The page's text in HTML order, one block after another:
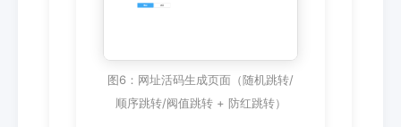
图6：网址活码生成页面（随机跳转/
顺序跳转/阀值跳转 + 防红跳转）